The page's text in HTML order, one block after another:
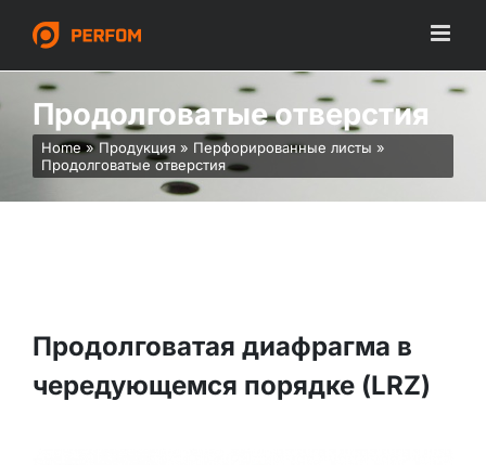
Продолговатые отверстия
Home» Продукция » Перфорированные листы »
Продолговатые отверстия
Продолговатая диафрагма в
чередующемся порядке (LRZ)